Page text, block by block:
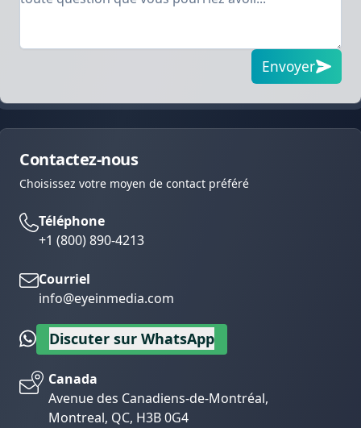
Envoyer
Contactez-nous
Choisissez votre moyen de contact préféré
Téléphone
+1 (800) 890-4213
Courriel
info@eyeinmedia.com
Discuter sur WhatsApp
Canada
Avenue des Canadiens-de-Montréal,
Montreal, QC, H3B 0G4